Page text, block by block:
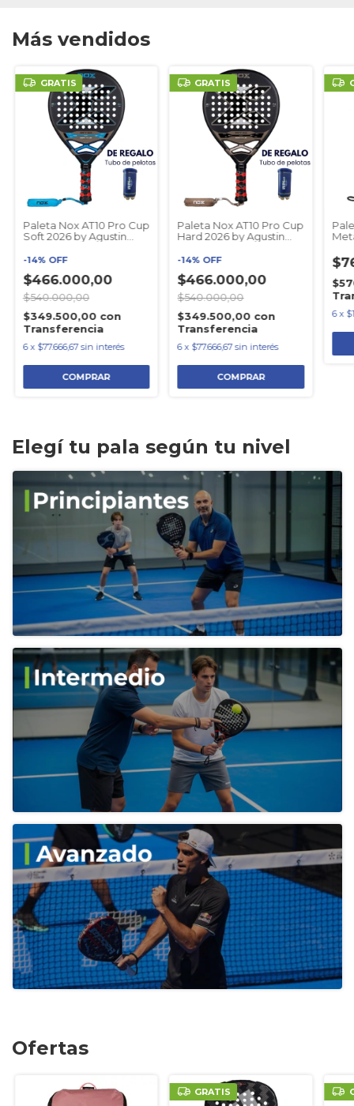
Más vendidos
GRATIS
Paleta Nox AT10 Pro Cup
Soft 2026 by Agustin
-14% OFF
$466.000,00
$540.000,00
$349.500,00 con
Transferencia
6 x $77.666,67 sin interés
GRATIS
Paleta Nox AT10 Pro Cup
Hard 2026 by Agustin
-14% OFF
$466.000,00
$540.000,00
$349.500,00 con
Transferencia
6 x $77.666,67 sin interés
6 x
Elegí tu pala según tu nivel
Ofertas
GRATIS